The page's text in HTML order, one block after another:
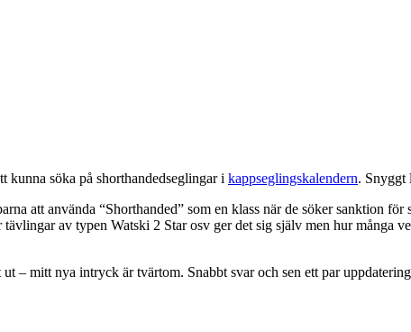
kunna söka på shorthandedseglingar i kappseglingskalendern. Snyggt
att använda “Shorthanded” som en klass när de söker sanktion för
av typen Watski 2 Star osv ger det sig själv men hur många
– mitt nya intryck är tvärtom. Snabbt svar och sen ett par